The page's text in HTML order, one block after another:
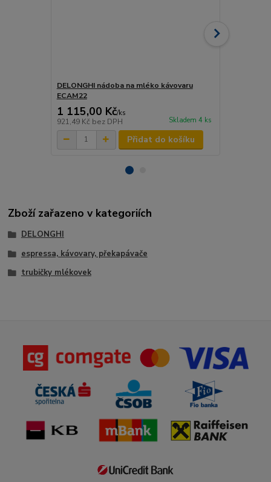
DELONGHI nádoba na mléko kávovaru
ECAM22
1 115,00 Kč/ks
921,49 Kč bez DPH Skladem 4 ks
Přidat do košíku
Zboží zařazeno v kategoriích
DELONGHI
espressa, kávovary, překapávače
trubičky mlékovek